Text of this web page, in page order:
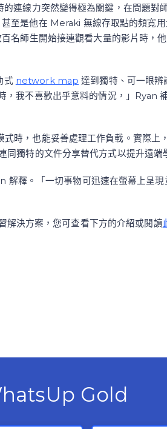
線力突然變得極為關鍵，在問題對
是他在 Meraki 無線存取點的頻寬
名師生開始接連觀看大量的影片時，
式 network map 達到獨特、可一眼
，我不喜歡出乎意料的情況，」
時，也能妥善處理工作負載。實際
獨特的文件分享替代方式以提升遠端
釋。「一切事物可迅速在螢幕上呈
決方案，您可查看下方的介紹或閱讀
Gold